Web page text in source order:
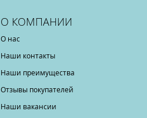
О КОМПАНИИ
О нас
Наши контакты
Наши преимущества
Отзывы покупателей
Наши вакансии